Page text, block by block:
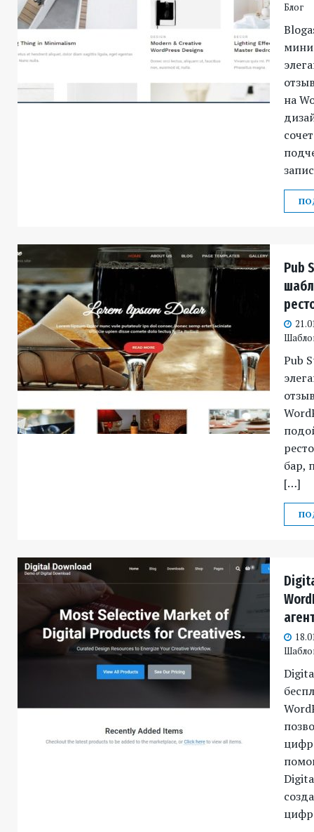
Блог
на
Pub
Pub
бар,
[…]